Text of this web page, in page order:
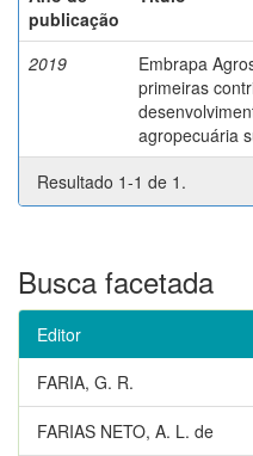
publicação
2019
Embrapa
primeiras
agropecuária
Resultado 1-1 de 1.
Busca facetada
Editor
FARIA, G. R.
FARIAS NETO, A. L. de